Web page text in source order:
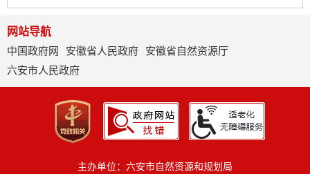
网站导航
中国政府网
安徽省人民政府
安徽省自然资源厅
六安市人民政府
主办单位：六安市自然资源和规划局